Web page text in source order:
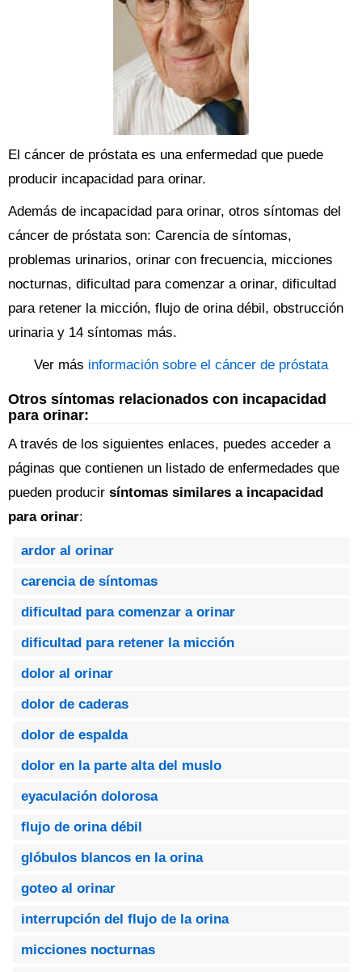
El cáncer de próstata es una enfermedad que puede
producir incapacidad para orinar.
Además de incapacidad para orinar, otros síntomas del
cáncer de próstata son: Carencia de síntomas,
problemas urinarios, orinar con frecuencia, micciones
nocturnas, dificultad para comenzar a orinar, dificultad
para retener la micción, flujo de orina débil, obstrucción
urinaria y 14 síntomas más.
Ver más información sobre el cáncer de próstata
Otros síntomas relacionados con incapacidad
para orinar:
A través de los siguientes enlaces, puedes acceder a
páginas que contienen un listado de enfermedades que
pueden producir síntomas similares a incapacidad
para orinar:
ardor al orinar
carencia de síntomas
dificultad para comenzar a orinar
dificultad para retener la micción
dolor al orinar
dolor de caderas
dolor de espalda
dolor en la parte alta del muslo
eyaculación dolorosa
flujo de orina débil
glóbulos blancos en la orina
goteo al orinar
interrupción del flujo de la orina
micciones nocturnas